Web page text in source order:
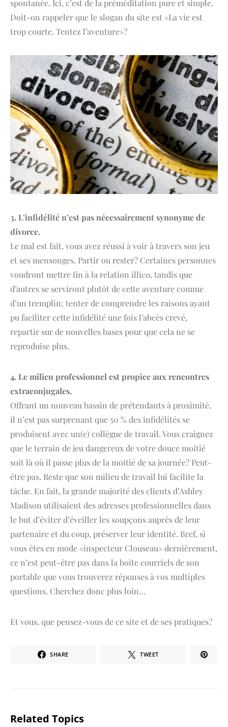
spontanée. Ici, c’est de la préméditation pure et simple.
Doit-on rappeler que le slogan du site est «La vie est
trop courte. Tentez l’aventure»?
3. L’infidélité n’est pas nécessairement synonyme de
divorce.
Le mal est fait, vous avez réussi à voir à travers son jeu
et ses mensonges. Partir ou rester? Certaines personnes
voudront mettre fin à la relation illico, tandis que
d’autres se serviront plutôt de cette aventure comme
d’un tremplin; tenter de comprendre les raisons ayant
pu faciliter cette infidélité une fois l’abcès crevé,
repartir sur de nouvelles bases pour que cela ne se
reproduise plus.
4. Le milieu professionnel est propice aux rencontres
extraconjugales.
Offrant un nouveau bassin de prétendants à proximité,
il n’est pas surprenant que 50 % des infidélités se
produisent avec un(e) collègue de travail. Vous craignez
que le terrain de jeu dangereux de votre douce moitié
soit là où il passe plus de la moitié de sa journée? Peut-
être pas. Reste que son milieu de travail lui facilite la
tâche. En fait, la grande majorité des clients d’Ashley
Madison utilisaient des adresses professionnelles dans
le but d’éviter d’éveiller les soupçons auprès de leur
partenaire et du coup, préserver leur identité. Bref, si
vous êtes en mode «inspecteur Clouseau» dernièrement,
ce n’est peut-être pas dans la boîte courriels de son
portable que vous trouverez réponses à vos multiples
questions. Cherchez donc plus loin…
Et vous, que pensez-vous de ce site et de ses pratiques?
SHARE TWEET
Related Topics